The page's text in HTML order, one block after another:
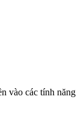
vào các tính năng